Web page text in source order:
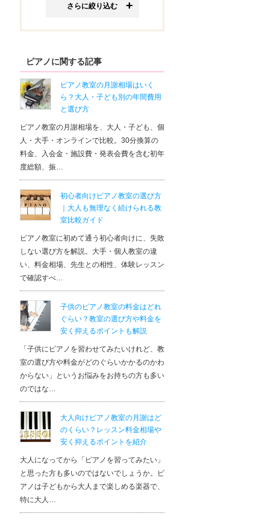
さらに絞り込む
ピアノに関する記事
ピアノ教室の月謝相場はいく
ら？大人・子ども別の年間費用
と選び方
ピアノ教室の月謝相場を、大人・子ども、個
人・大手・オンラインで比較。30分換算の
料金、入会金・施設費・発表会費を含む初年
度総額、振…
初心者向けピアノ教室の選び方
｜大人も無理なく続けられる教
室比較ガイド
ピアノ教室に初めて通う初心者向けに、失敗
しない選び方を解説。大手・個人教室の違
い、料金相場、先生との相性、体験レッスン
で確認すべ…
子供のピアノ教室の料金はどれ
ぐらい？教室の選び方や料金を
安く抑えるポイントも解説
「子供にピアノを習わせてみたいけれど、教
室の選び方や料金がどのぐらいかかるのかわ
からない」というお悩みをお持ちの方も多い
のではな…
大人向けピアノ教室の月謝はど
のくらい？レッスン料金相場や
安く抑えるポイントを紹介
大人になってから「ピアノを習ってみたい」
と思った方も多いのではないでしょうか。ピ
アノは子どもから大人まで楽しめる楽器で、
特に大人…